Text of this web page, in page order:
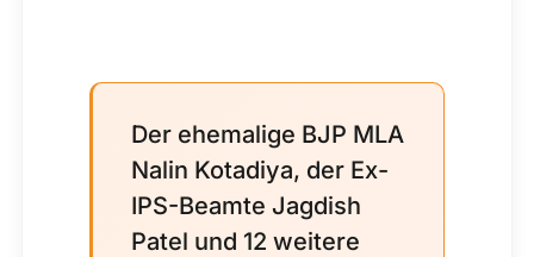
Der ehemalige BJP MLA
Nalin Kotadiya, der Ex-
IPS-Beamte Jagdish
Patel und 12 weitere